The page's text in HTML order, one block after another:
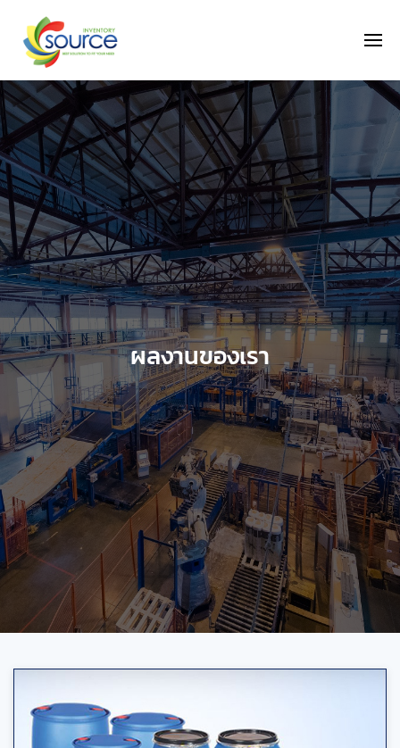
ผลงานของเรา